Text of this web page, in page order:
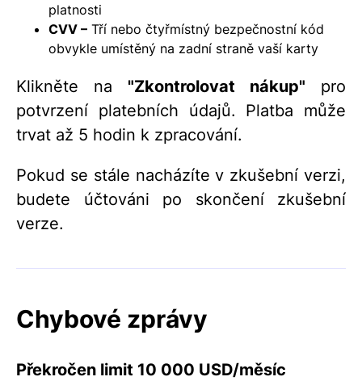
platnosti
CVV – Tří nebo čtyřmístný bezpečnostní kód
obvykle umístěný na zadní straně vaší karty
Klikněte na "Zkontrolovat nákup" pro
potvrzení platebních údajů. Platba může
trvat až 5 hodin k zpracování.
Pokud se stále nacházíte v zkušební verzi,
budete účtováni po skončení zkušební
verze.
Chybové zprávy
Překročen limit 10 000 USD/měsíc